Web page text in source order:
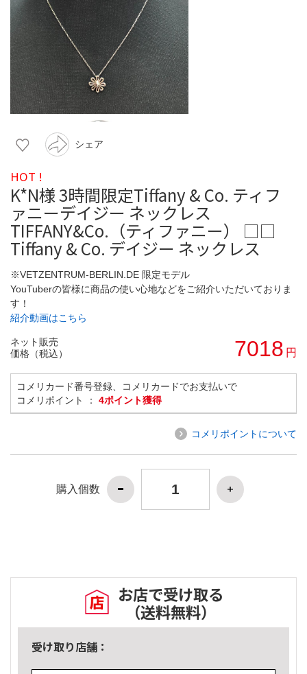
シェア
HOT !
K*N様 3時間限定Tiffany & Co. ティフ
ァニーデイジー ネックレス
TIFFANY&Co.（ティファニー） □□
Tiffany & Co. デイジー ネックレス
※VETZENTRUM-BERLIN.DE 限定モデル
YouTuberの皆様に商品の使い心地などをご紹介いただいておりま
す！
紹介動画はこちら
ネット販売
価格（税込）
7018 円
コメリカード番号登録、コメリカードでお支払いで
コメリポイント ： 4ポイント獲得
コメリポイントについて
購入個数
お店で受け取る
（送料無料）
受け取り店舗：